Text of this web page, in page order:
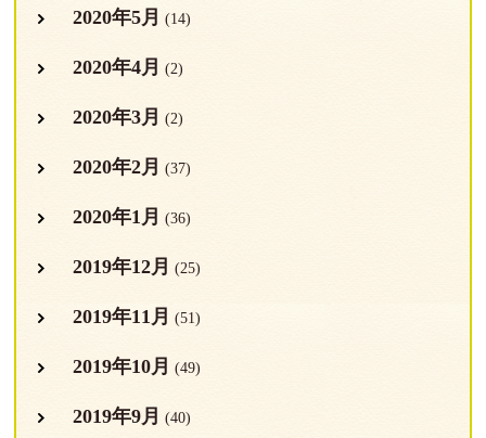
2020年5月 (14)
2020年4月 (2)
2020年3月 (2)
2020年2月 (37)
2020年1月 (36)
2019年12月 (25)
2019年11月 (51)
2019年10月 (49)
2019年9月 (40)